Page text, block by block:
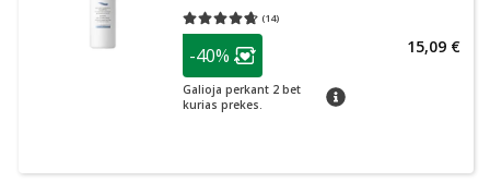
(14)
Vidutinis įvertinimas 4.64
patarimas
Lojalumo klubo narių nuolaida
-40%
Galioja perkant 2 bet
kurias prekes.
patarimas
15,09 €